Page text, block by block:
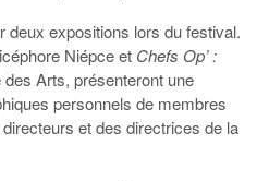
deux expositions lors du festival.
Niépce et Chefs Op’ :
des Arts, présenteront une
personnels de membres
et des directrices de la